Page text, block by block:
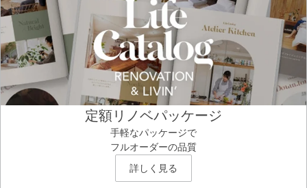
定額リノベパッケージ
手軽なパッケージで
フルオーダーの品質
詳しく見る